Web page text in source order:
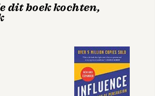
Invloed - De
of the Few
dit boek kochten,